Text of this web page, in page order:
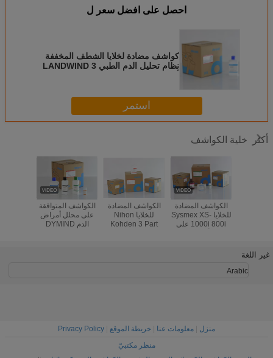
احصل على افضل سعر ل
كواشف مضادة لخلايا الشطف المخففة
نظام تحليل الدم الطبي LANDWIND 3
استمر
أكثر خلية الكواشف
الكواشف المتوافقة
على محلل أمراض
الدم DYMIND
الكواشف المضادة
للخلايا Nihon
Kohden 3 Part
الكواشف المضادة
للخلايا Sysmex XS-
1000i 800i على
غير اللغة
Arabic
منزل معلومات عنا خريطة الموقع
Privacy Policy
منظر مكتبيّ